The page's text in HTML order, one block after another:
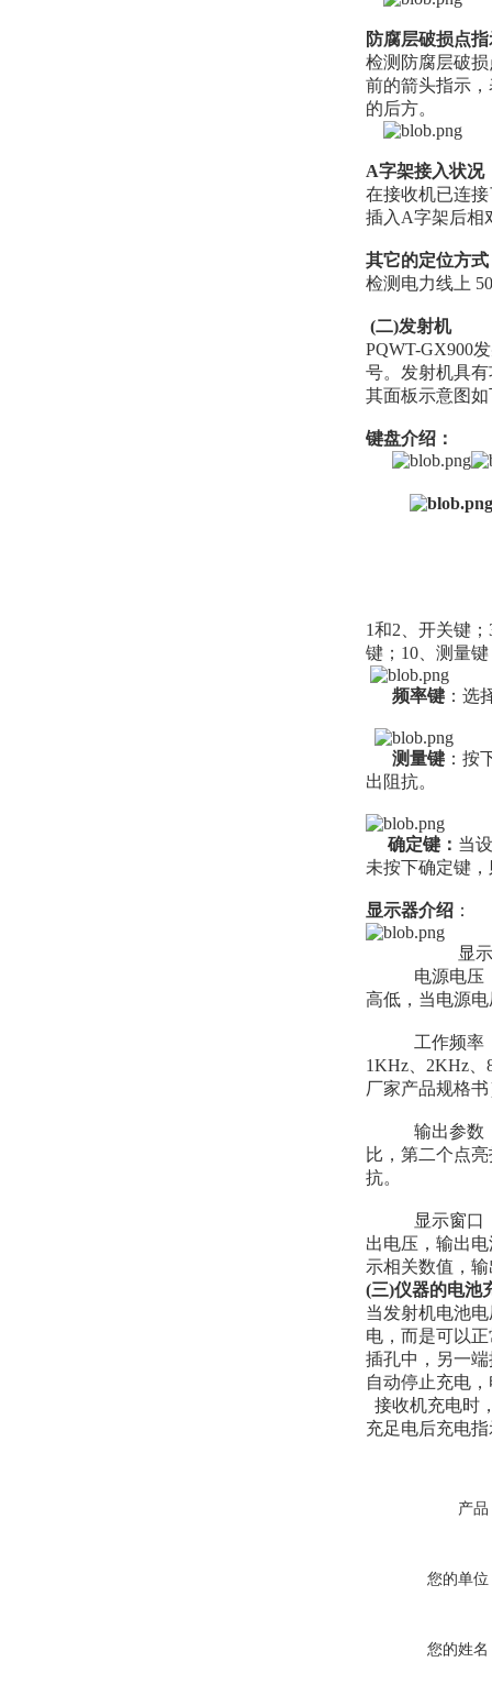
防腐层破损点
检测防腐层破
前的箭头指示
的后方。
A字架接入状况
在接收机已连
插入A字架后相
其它的定位方式
检测电力线上
(二)发射机
PQWT-GX900
号。发射机具
其面板示意图
键盘介绍：
1和2、开关键
键；10、测量
频率键 ：选
测量键 ：按
出阻抗。
确定键： 当
未按下确定键
显示器介绍 ：
显示器
电源电压：显
高低，当电源
工作频率：当
1KHz、2KHz
厂家产品规格
输出参数：显
比，第二个点
抗。
显示窗口：显
出电压，输出
示相关数值，
(三)仪器的电池
当发射机电池
电，而是可以
插孔中，另一
自动停止充电
接收机充电时
充足电后充电
产品
您的单位
您的姓名